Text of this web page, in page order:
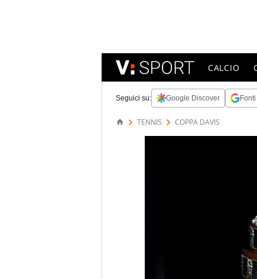
CALCIO
Seguici su: Google Discover
TENNIS COPPA DAVIS